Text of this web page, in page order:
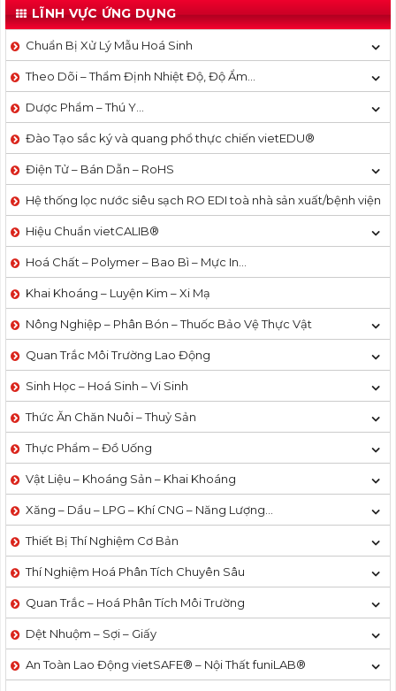
LĨNH VỰC ỨNG DỤNG
Chuẩn Bị Xử Lý Mẫu Hoá Sinh
Theo Dõi – Thẩm Định Nhiệt Độ, Độ Ẩm…
Dược Phẩm – Thú Y…
Đào Tạo sắc ký và quang phổ thực chiến vietEDU®
Điện Tử – Bán Dẫn – RoHS
Hệ thống lọc nước siêu sạch RO EDI​​ toà nhà sản xuất/bệnh viện
Hiệu Chuẩn vietCALIB®
Hoá Chất – Polymer – Bao Bì – Mực In…
Khai Khoáng – Luyện Kim – Xi Mạ
Nông Nghiệp – Phân Bón – Thuốc Bảo Vệ Thực Vật
Quan Trắc Môi Trường Lao Động
Sinh Học – Hoá Sinh – Vi Sinh
Thức Ăn Chăn Nuôi – Thuỷ Sản
Thực Phẩm – Đồ Uống
Vật Liệu – Khoáng Sản – Khai Khoáng
Xăng – Dầu – LPG – Khí CNG – Năng Lượng…
Thiết Bị Thí Nghiệm Cơ Bản
Thí Nghiệm Hoá Phân Tích Chuyên Sâu
Quan Trắc – Hoá Phân Tích Môi Trường
Dệt Nhuộm – Sợi – Giấy
An Toàn Lao Động vietSAFE® – Nội Thất funiLAB®